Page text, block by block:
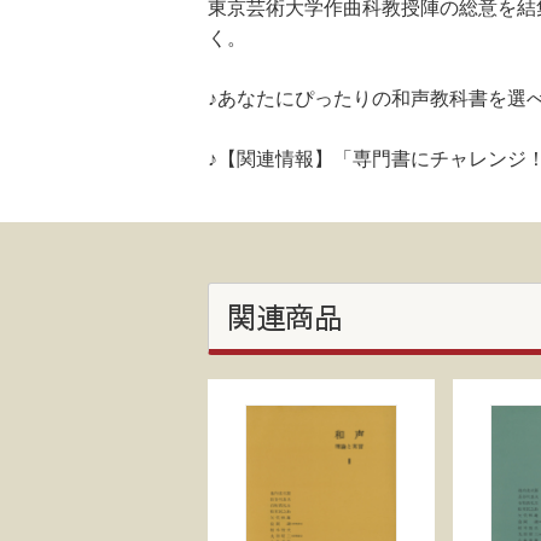
東京芸術大学作曲科教授陣の総意を
く。
♪あなたにぴったりの和声教科書を選
♪【関連情報】「専門書にチャレンジ
関連商品